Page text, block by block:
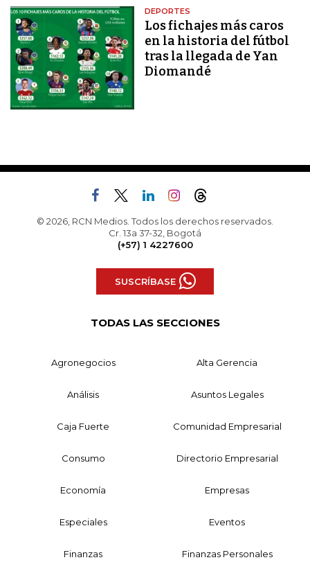
DEPORTES
Los fichajes más caros
en la historia del fútbol
tras la llegada de Yan
Diomandé
© 2026, RCN Medios. Todos los derechos reservados.
Cr. 13a 37-32, Bogotá
(+57) 1 4227600
SUSCRÍBASE
TODAS LAS SECCIONES
Agronegocios Alta Gerencia
Análisis Asuntos Legales
Caja Fuerte Comunidad Empresarial
Consumo Directorio Empresarial
Economía Empresas
Especiales Eventos
Finanzas Finanzas Personales